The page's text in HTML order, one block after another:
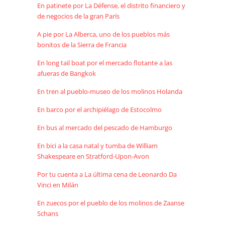
En patinete por La Défense, el distrito financiero y
de negocios de la gran París
A pie por La Alberca, uno de los pueblos más
bonitos de la Sierra de Francia
En long tail boat por el mercado flotante a las
afueras de Bangkok
En tren al pueblo-museo de los molinos Holanda
En barco por el archipiélago de Estocolmo
En bus al mercado del pescado de Hamburgo
En bici a la casa natal y tumba de William
Shakespeare en Stratford-Upon-Avon
Por tu cuenta a La última cena de Leonardo Da
Vinci en Milán
En zuecos por el pueblo de los molinos de Zaanse
Schans